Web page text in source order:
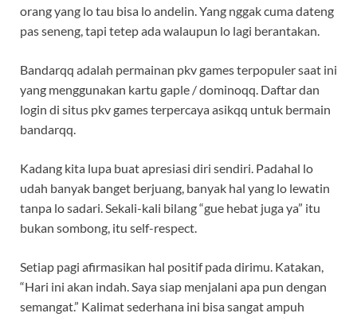
orang yang lo tau bisa lo andelin. Yang nggak cuma dateng
pas seneng, tapi tetep ada walaupun lo lagi berantakan.
Bandarqq adalah permainan pkv games terpopuler saat ini
yang menggunakan kartu gaple / dominoqq. Daftar dan
login di situs pkv games terpercaya asikqq untuk bermain
bandarqq.
Kadang kita lupa buat apresiasi diri sendiri. Padahal lo
udah banyak banget berjuang, banyak hal yang lo lewatin
tanpa lo sadari. Sekali-kali bilang “gue hebat juga ya” itu
bukan sombong, itu self-respect.
Setiap pagi afirmasikan hal positif pada dirimu. Katakan,
“Hari ini akan indah. Saya siap menjalani apa pun dengan
semangat.” Kalimat sederhana ini bisa sangat ampuh